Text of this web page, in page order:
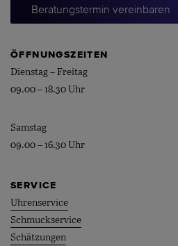
Beratungstermin vereinbaren
ÖFFNUNGSZEITEN
Dienstag – Freitag
09.00 – 18.30 Uhr
Samstag
09.00 – 16.30 Uhr
SERVICE
Uhrenservice
Schmuckservice
Schätzungen